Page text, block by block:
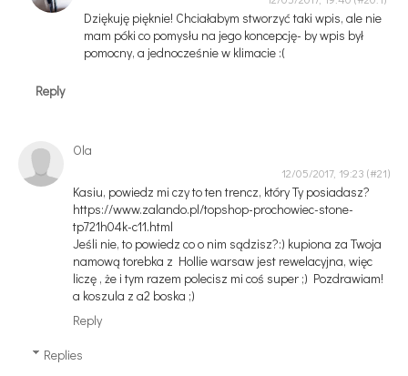
Dziękuję pięknie! Chciałabym stworzyć taki wpis, ale nie
mam póki co pomysłu na jego koncepcję- by wpis był
pomocny, a jednocześnie w klimacie :(
Reply
Ola
12/05/2017, 19:23
Kasiu, powiedz mi czy to ten trencz, który Ty posiadasz?
https://www.zalando.pl/topshop-prochowiec-stone-
tp721h04k-c11.html
Jeśli nie, to powiedz co o nim sądzisz?:) kupiona za Twoja
namową torebka z Hollie warsaw jest rewelacyjna, więc
liczę , że i tym razem polecisz mi coś super ;) Pozdrawiam!
a koszula z a2 boska ;)
Reply
Replies